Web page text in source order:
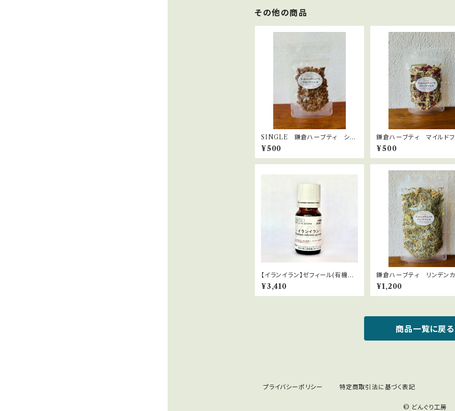
その他の商品
SINGLE 鎌倉ハーブティ シナ
モン チップ 20ｇ
¥500
鎌倉ハーブティ マイルド
ー 10ｇ
¥500
【イランイラン】ゼフィール(有機栽
培) Cananga odorata
¥3,410
鎌倉ハーブティ リンデン
レ 30ｇ
¥1,200
商品一覧に戻る
プライバシーポリシー 特定商取引法に基づく表記
© どんぐり工房